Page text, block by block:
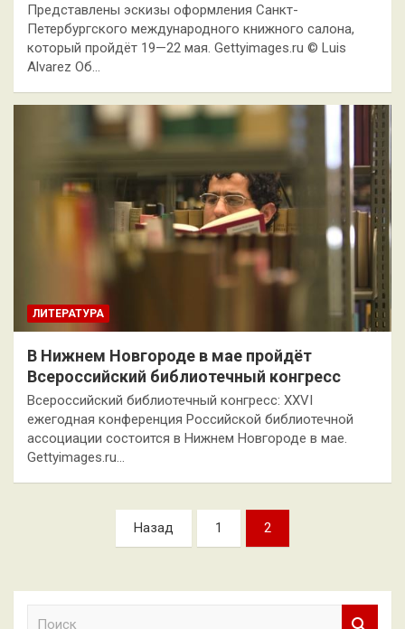
Представлены эскизы оформления Санкт-
Петербургского международного книжного салона,
который пройдёт 19—22 мая. Gettyimages.ru © Luis
Alvarez Об…
ЛИТЕРАТУРА
В Нижнем Новгороде в мае пройдёт
Всероссийский библиотечный конгресс
Всероссийский библиотечный конгресс: XXVI
ежегодная конференция Российской библиотечной
ассоциации состоится в Нижнем Новгороде в мае.
Gettyimages.ru…
Назад 1 2